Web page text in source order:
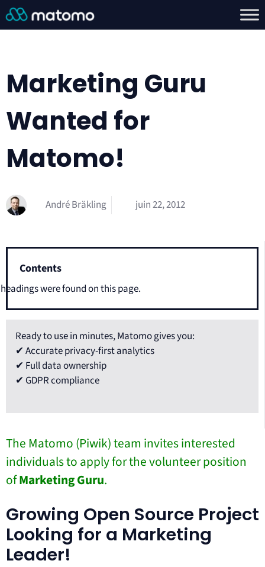
Marketing Guru
Wanted for
Matomo!
André Bräkling juin 22, 2012
Contents
were found on this page.
Ready to use in minutes, Matomo gives you:
✔ Accurate privacy-first analytics
✔ Full data ownership
✔ GDPR compliance
The Matomo (Piwik) team invites interested
individuals to apply for the volunteer position
ofMarketing Guru.
Growing Open Source Project
Looking for a Marketing
Leader!